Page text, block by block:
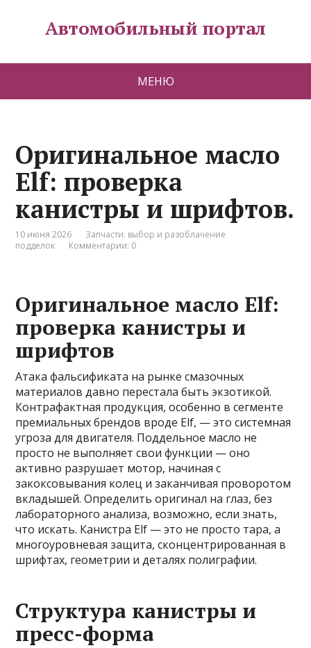
Автомобильный портал
МЕНЮ
Оригинальное масло
Elf: проверка
канистры и шрифтов.
10 июня 2026
Запчасти: выбор и разоблачение
подделок
Комментарии: 0
Оригинальное масло Elf:
проверка канистры и
шрифтов
Атака фальсификата на рынке смазочных
материалов давно перестала быть экзотикой.
Контрафактная продукция, особенно в сегменте
премиальных брендов вроде Elf, — это системная
угроза для двигателя. Поддельное масло не
просто не выполняет свои функции — оно
активно разрушает мотор, начиная с
закоксовывания колец и заканчивая проворотом
вкладышей. Определить оригинал на глаз, без
лабораторного анализа, возможно, если знать,
что искать. Канистра Elf — это не просто тара, а
многоуровневая защита, сконцентрированная в
шрифтах, геометрии и деталях полиграфии.
Структура канистры и
пресс-форма